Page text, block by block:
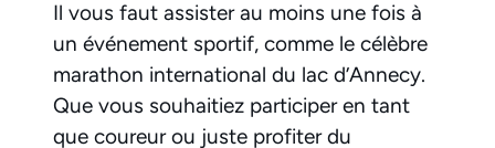
Il vous faut assister au moins une fois à
un événement sportif, comme le célèbre
marathon international du lac d’Annecy.
Que vous souhaitiez participer en tant
que coureur ou juste profiter du